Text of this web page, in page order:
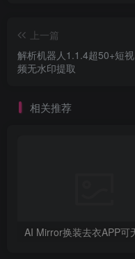
上一篇
解析机器人1.1.4超50+短视
频无水印提取
相关推荐